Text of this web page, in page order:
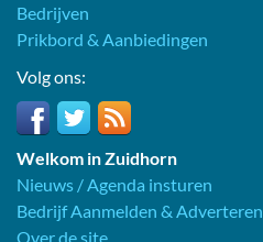
Bedrijven
Prikbord & Aanbiedingen
Volg ons:
Welkom in Zuidhorn
Nieuws / Agenda insturen
Bedrijf Aanmelden & Adverteren
Over de site